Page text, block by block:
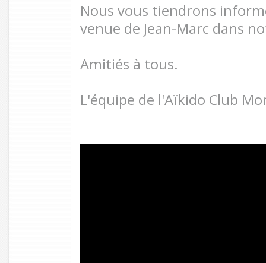
Nous vous tiendrons
venue de Jean-Marc dans
Amitiés à tous.
L'équipe de l'Aïkido Club